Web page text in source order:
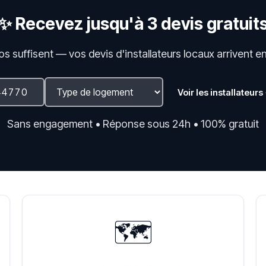
Recevez jusqu'à 3 devis
suffisent — vos devis d'installateurs locaux arrivent
Voir les
Sans engagement • Réponse sous 24h • 100% gratuit
🗺️